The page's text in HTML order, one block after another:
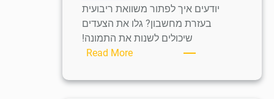
יודעים איך לפתור משוואת ריבועית
בעזרת מחשבון? גלו את הצעדים
שיכולים לשנות את התמונה!
Read More
לפתור